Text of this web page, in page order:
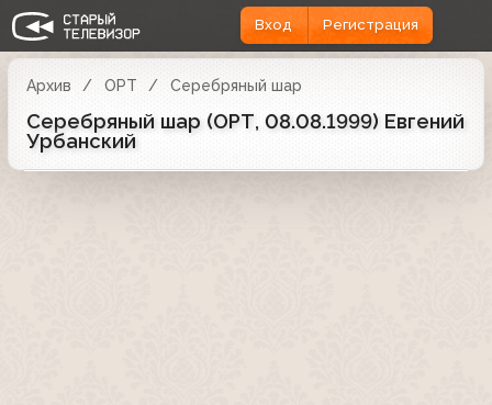
Вход Регистрация
Архив ОРТ Серебряный шар
Серебряный шар (ОРТ, 08.08.1999) Евгений
Урбанский